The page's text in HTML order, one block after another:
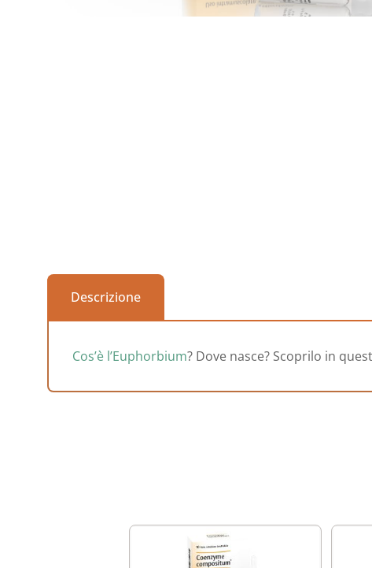
Descrizione
Cos’è l’Euphorbium? Dove nasce? Scoprilo in